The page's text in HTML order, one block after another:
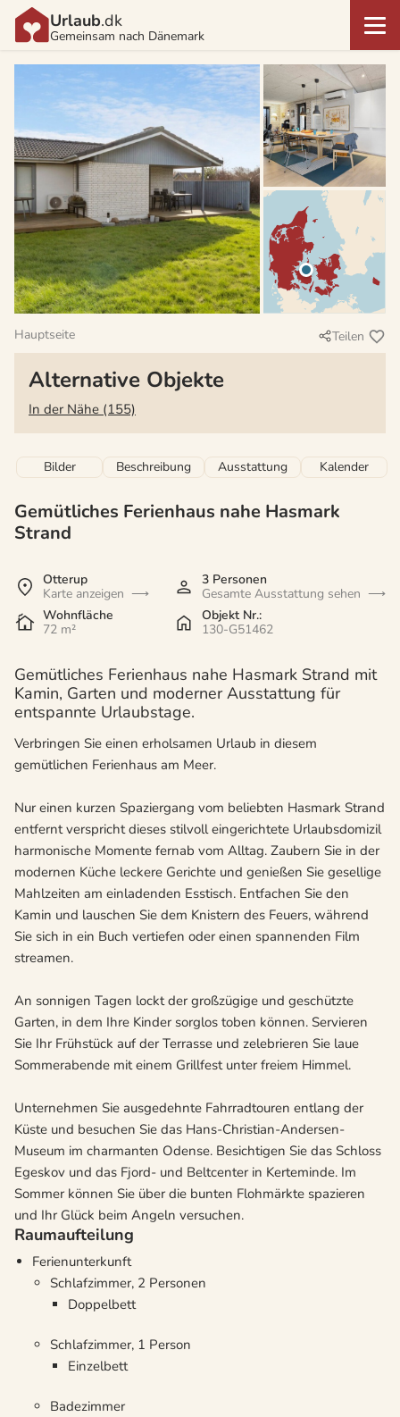
Urlaub.dk
Gemeinsam nach Dänemark
Hauptseite Teilen
Alternative Objekte
In der Nähe (155)
Bilder Beschreibung Ausstattung Kalender
Gemütliches Ferienhaus nahe Hasmark
Strand
Otterup
Karte anzeigen
3 Personen
Gesamte Ausstattung sehen
Wohnfläche
72 m²
Objekt Nr.:
130-G51462
Gemütliches Ferienhaus nahe Hasmark Strand mit
Kamin, Garten und moderner Ausstattung für
entspannte Urlaubstage.
Verbringen Sie einen erholsamen Urlaub in diesem
gemütlichen Ferienhaus am Meer.
Nur einen kurzen Spaziergang vom beliebten Hasmark Strand
entfernt verspricht dieses stilvoll eingerichtete Urlaubsdomizil
harmonische Momente fernab vom Alltag. Zaubern Sie in der
modernen Küche leckere Gerichte und genießen Sie gesellige
Mahlzeiten am einladenden Esstisch. Entfachen Sie den
Kamin und lauschen Sie dem Knistern des Feuers, während
Sie sich in ein Buch vertiefen oder einen spannenden Film
streamen.
An sonnigen Tagen lockt der großzügige und geschützte
Garten, in dem Ihre Kinder sorglos toben können. Servieren
Sie Ihr Frühstück auf der Terrasse und zelebrieren Sie laue
Sommerabende mit einem Grillfest unter freiem Himmel.
Unternehmen Sie ausgedehnte Fahrradtouren entlang der
Küste und besuchen Sie das Hans-Christian-Andersen-
Museum im charmanten Odense. Besichtigen Sie das Schloss
Egeskov und das Fjord- und Beltcenter in Kerteminde. Im
Sommer können Sie über die bunten Flohmärkte spazieren
und Ihr Glück beim Angeln versuchen.
Raumaufteilung
Ferienunterkunft
Schlafzimmer, 2 Personen
Doppelbett
Schlafzimmer, 1 Person
Einzelbett
Badezimmer